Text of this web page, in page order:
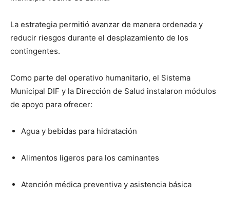
La estrategia permitió avanzar de manera ordenada y
reducir riesgos durante el desplazamiento de los
contingentes.
Como parte del operativo humanitario, el Sistema
Municipal DIF y la Dirección de Salud instalaron módulos
de apoyo para ofrecer:
Agua y bebidas para hidratación
Alimentos ligeros para los caminantes
Atención médica preventiva y asistencia básica